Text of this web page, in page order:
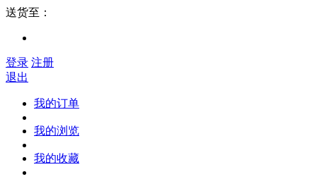
送货至：
登录 注册
退出
我的订单
我的浏览
我的收藏